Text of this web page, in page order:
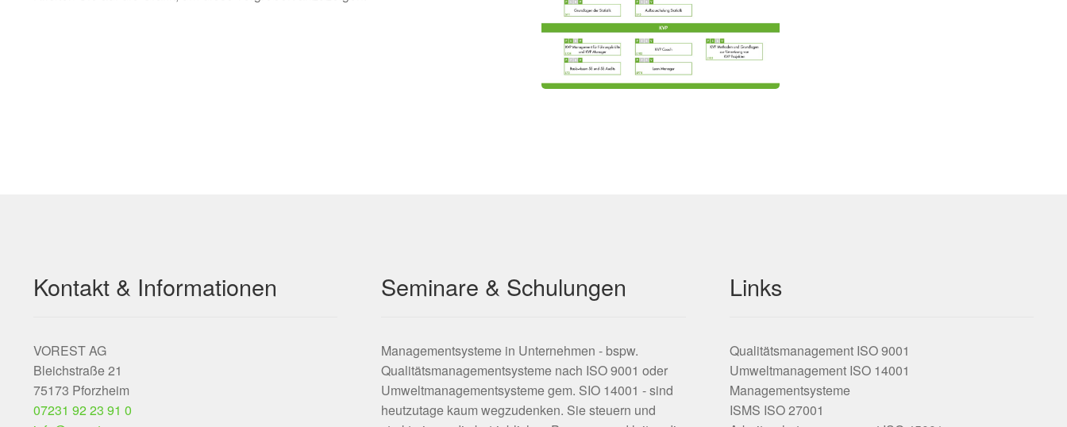
Kontakt & Informationen
VOREST AG
Bleichstraße 21
75173 Pforzheim
07231 92 23 91 0
Seminare & Schulungen
Managementsysteme in Unternehmen - bspw.
Qualitätsmanagementsysteme nach ISO 9001 oder
Umweltmanagementsysteme gem. SIO 14001 - sind
heutzutage kaum wegzudenken. Sie steuern und
Links
Qualitätsmanagement ISO 9001
Umweltmanagement ISO 14001
Managementsysteme
ISMS ISO 27001